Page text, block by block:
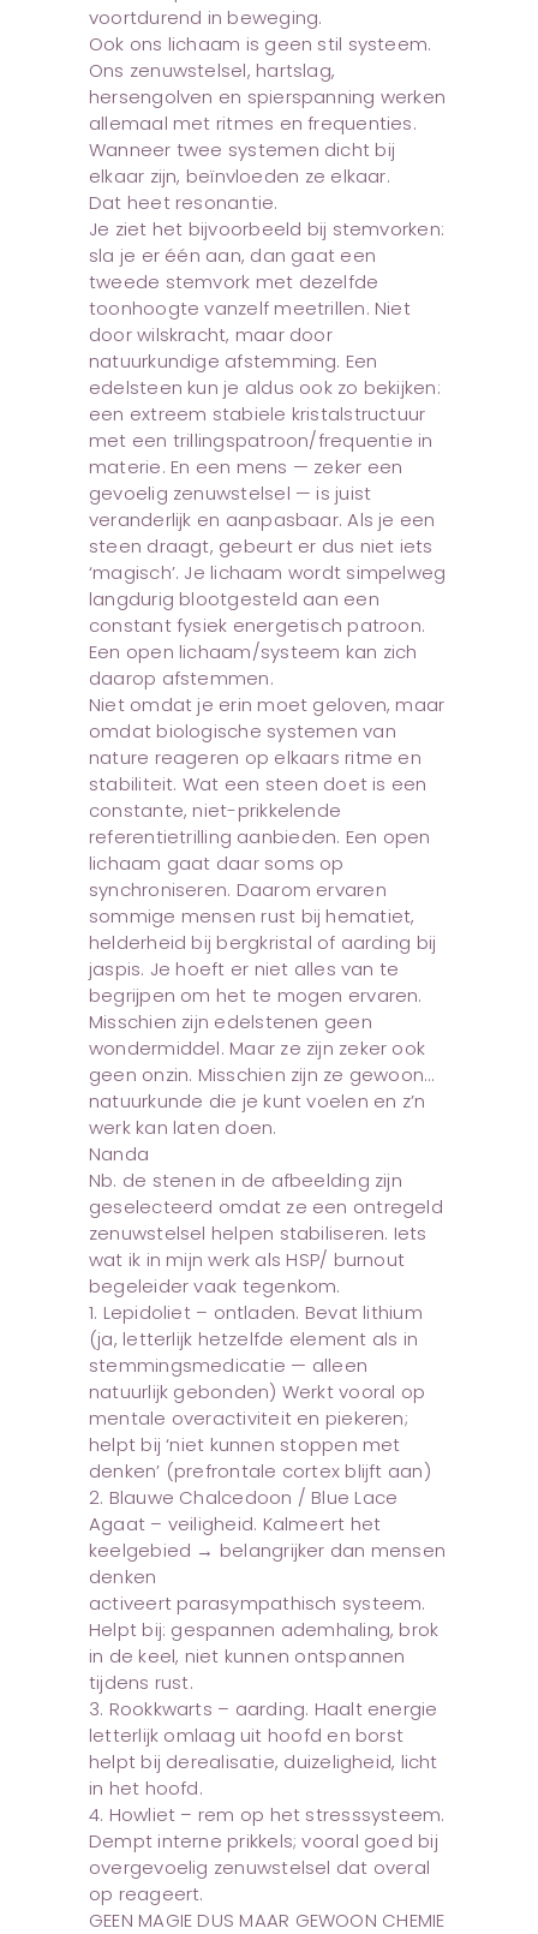
voortdurend in beweging.
Ook ons lichaam is geen stil systeem.
Ons zenuwstelsel, hartslag,
hersengolven en spierspanning werken
allemaal met ritmes en frequenties.
Wanneer twee systemen dicht bij
elkaar zijn, beïnvloeden ze elkaar.
Dat heet resonantie.
Je ziet het bijvoorbeeld bij stemvorken:
sla je er één aan, dan gaat een
tweede stemvork met dezelfde
toonhoogte vanzelf meetrillen. Niet
door wilskracht, maar door
natuurkundige afstemming. Een
edelsteen kun je aldus ook zo bekijken:
een extreem stabiele kristalstructuur
met een trillingspatroon/frequentie in
materie. En een mens — zeker een
gevoelig zenuwstelsel — is juist
veranderlijk en aanpasbaar. Als je een
steen draagt, gebeurt er dus niet iets
‘magisch’. Je lichaam wordt simpelweg
langdurig blootgesteld aan een
constant fysiek energetisch patroon.
Een open lichaam/systeem kan zich
daarop afstemmen.
Niet omdat je erin moet geloven, maar
omdat biologische systemen van
nature reageren op elkaars ritme en
stabiliteit. Wat een steen doet is een
constante, niet-prikkelende
referentietrilling aanbieden. Een open
lichaam gaat daar soms op
synchroniseren. Daarom ervaren
sommige mensen rust bij hematiet,
helderheid bij bergkristal of aarding bij
jaspis. Je hoeft er niet alles van te
begrijpen om het te mogen ervaren.
Misschien zijn edelstenen geen
wondermiddel. Maar ze zijn zeker ook
geen onzin. Misschien zijn ze gewoon…
natuurkunde die je kunt voelen en z’n
werk kan laten doen.
Nanda
Nb. de stenen in de afbeelding zijn
geselecteerd omdat ze een ontregeld
zenuwstelsel helpen stabiliseren. Iets
wat ik in mijn werk als HSP/ burnout
begeleider vaak tegenkom.
1. Lepidoliet – ontladen. Bevat lithium
(ja, letterlijk hetzelfde element als in
stemmingsmedicatie — alleen
natuurlijk gebonden) Werkt vooral op
mentale overactiviteit en piekeren;
helpt bij ‘niet kunnen stoppen met
denken’ (prefrontale cortex blijft aan)
2. Blauwe Chalcedoon / Blue Lace
Agaat – veiligheid. Kalmeert het
keelgebied → belangrijker dan mensen
denken
activeert parasympathisch systeem.
Helpt bij: gespannen ademhaling, brok
in de keel, niet kunnen ontspannen
tijdens rust.
3. Rookkwarts – aarding. Haalt energie
letterlijk omlaag uit hoofd en borst
helpt bij derealisatie, duizeligheid, licht
in het hoofd.
4. Howliet – rem op het stresssysteem.
Dempt interne prikkels; vooral goed bij
overgevoelig zenuwstelsel dat overal
op reageert.
GEEN MAGIE DUS MAAR GEWOON CHEMIE